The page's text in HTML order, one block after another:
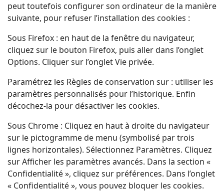
peut toutefois configurer son ordinateur de la manière
suivante, pour refuser l’installation des cookies :
Sous Firefox : en haut de la fenêtre du navigateur,
cliquez sur le bouton Firefox, puis aller dans l’onglet
Options. Cliquer sur l’onglet Vie privée.
Paramétrez les Règles de conservation sur : utiliser les
paramètres personnalisés pour l’historique. Enfin
décochez-la pour désactiver les cookies.
Sous Chrome : Cliquez en haut à droite du navigateur
sur le pictogramme de menu (symbolisé par trois
lignes horizontales). Sélectionnez Paramètres. Cliquez
sur Afficher les paramètres avancés. Dans la section «
Confidentialité », cliquez sur préférences. Dans l’onglet
« Confidentialité », vous pouvez bloquer les cookies.